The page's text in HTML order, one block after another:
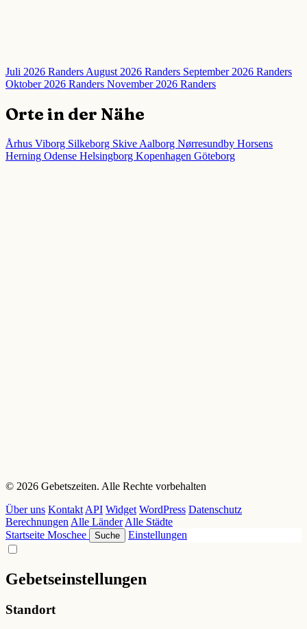
Juli 2026 RandersAugust 2026 Randers September 2026 Randers
Oktober 2026 Randers November 2026 Randers
Orte in der Nähe
Århus Viborg Silkeborg Skive Aalborg Nørresundby Horsens
Herning Odense Helsingborg Kopenhagen Göteborg
© 2026 Gebetszeiten. Alle Rechte vorbehalten
Über uns Kontakt API Widget WordPress Datenschutz
Berechnungen Alle Länder Alle Städte
Startseite Moschee Suche Einstellungen
Gebetseinstellungen
Standort